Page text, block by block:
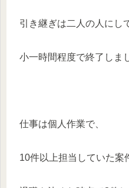
引き継ぎは二人の人にし
小一時間程度で終了しま
仕事は個人作業で、
10件以上担当していた案